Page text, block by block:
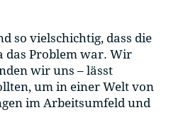
so vielschichtig, dass die
das Problem war. Wir
wir uns – lässt
um in einer Welt von
im Arbeitsumfeld und